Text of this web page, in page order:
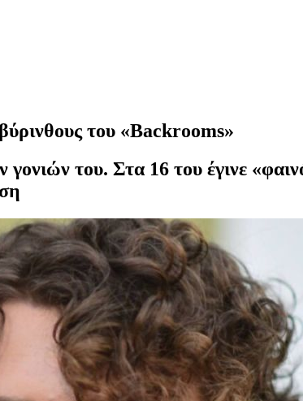
του «Backrooms»
του. Στα 16 του έγινε